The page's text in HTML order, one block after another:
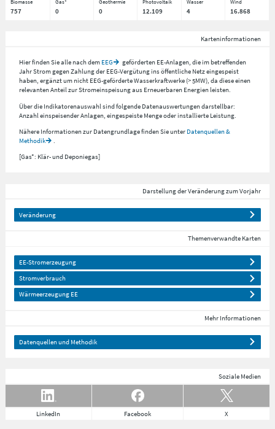
757 0 0 12.109 4 16.868
Karteninformationen
Hier finden Sie alle nach dem EEG
geförderten EE-Anlagen, die im betreffenden
Jahr Strom gegen Zahlung der EEG-Vergütung ins öffentliche Netz eingespeist
haben, ergänzt um nicht EEG-geförderte Wasserkraftwerke (> 5MW), da diese einen
relevanten Anteil zur Stromeinspeisung aus Erneuerbaren Energien leisten.
Über die Indikatorenauswahl sind folgende Datenauswertungen darstellbar:
Anzahl einspeisender Anlagen, eingespeiste Menge oder installierte Leistung.
Nähere Informationen zur Datengrundlage finden Sie unter Datenquellen &
Methodik
.
[Gas*: Klär- und Deponiegas]
Darstellung der Veränderung zum Vorjahr
Veränderung
Themenverwandte Karten
EE-Stromerzeugung
Stromverbrauch
Wärmeerzeugung EE
Mehr Informationen
Datenquellen und Methodik
Soziale Medien
LinkedIn Facebook X